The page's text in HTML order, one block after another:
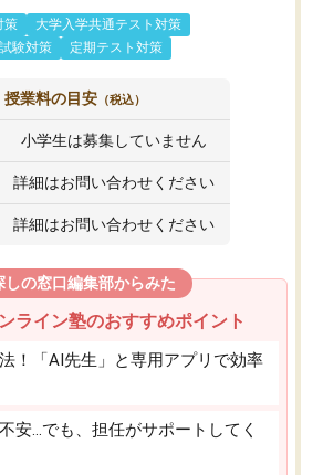
策
大学入学共通テスト対策
験対策
定期テスト対策
授業料の目安 （税込）
小学生は募集していません
詳細はお問い合わせください
詳細はお問い合わせください
しの窓口編集部からみた
ライン塾のおすすめポイント
！「AI先生」と専用アプリで効率
安…でも、担任がサポートしてく